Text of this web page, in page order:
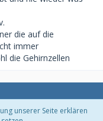
die auf die
immer
die Gehirnzellen
unserer Seite erklären